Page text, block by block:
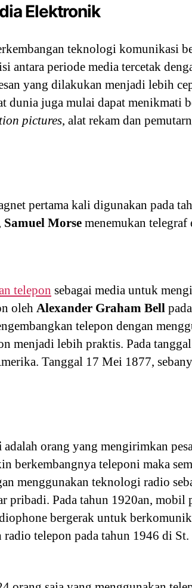
Elektronik
teknologi komunikasi
antara periode media tercetak
yang dilakukan menjadi lebih
dunia juga mulai dapat menikmati
pictures, alat rekam dan
pertama kali digunakan pada
Samuel Morse menemukan
telepon sebagai media untuk
oleh Alexander Graham Bell
telepon dengan
menjadi lebih praktis. Pada
Tanggal 17 Mei 1877,
adalah orang yang mengirimkan
berkembangnya teleponi maka
menggunakan teknologi radio
pribadi. Pada tahun 1920an,
bergerak untuk
radio telepon pada tahun 1946 di